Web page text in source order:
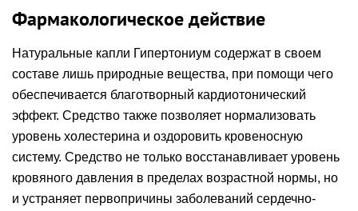
Фармакологическое действие
Натуральные капли Гипертониум содержат в своем
составе лишь природные вещества, при помощи чего
обеспечивается благотворный кардиотонический
эффект. Средство также позволяет нормализовать
уровень холестерина и оздоровить кровеносную
систему. Средство не только восстанавливает уровень
кровяного давления в пределах возрастной нормы, но
и устраняет первопричины заболеваний сердечно-